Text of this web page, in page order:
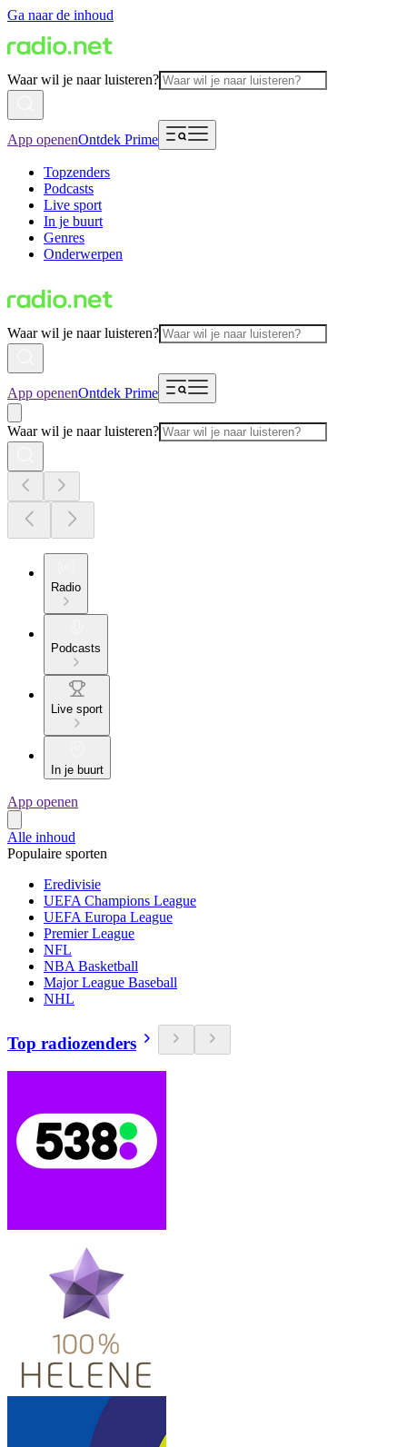
Ga naar de inhoud
Waar wil je naar luisteren?
App openenOntdek Prime
Topzenders
Podcasts
Live sport
In je buurt
Genres
Onderwerpen
Waar wil je naar luisteren?
App openenOntdek Prime
Waar wil je naar luisteren?
Radio
Podcasts
Live sport
In je buurt
App openen
Alle inhoud
Populaire sporten
Eredivisie
UEFA Champions League
UEFA Europa League
Premier League
NFL
NBA Basketball
Major League Baseball
NHL
Top radiozenders